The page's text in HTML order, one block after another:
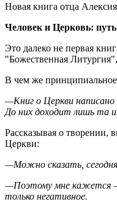
Новая книга отца
Человек и Церковь:
Это далеко не первая
"Божественная
В чем же
—Книг о Церкви написано
До них доходит лишь та
Рассказывая о творении,
Церкви:
—Можно сказать,
—Поэтому мне кажется —
только негативное.